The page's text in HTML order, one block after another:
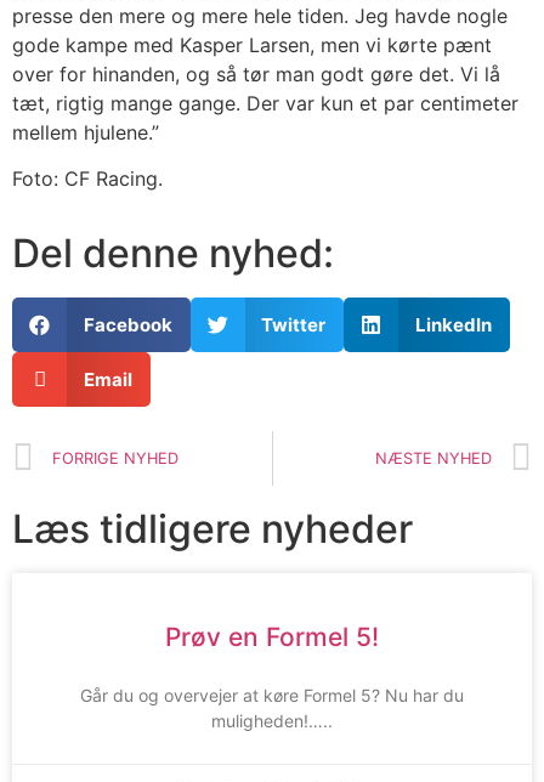
presse den mere og mere hele tiden. Jeg havde nogle
gode kampe med Kasper Larsen, men vi kørte pænt
over for hinanden, og så tør man godt gøre det. Vi lå
tæt, rigtig mange gange. Der var kun et par centimeter
mellem hjulene.”
Foto: CF Racing.
Del denne nyhed:
Facebook Twitter LinkedIn
Email
FORRIGE NYHED NÆSTE NYHED
Læs tidligere nyheder
Prøv en Formel 5!
Går du og overvejer at køre Formel 5? Nu har du
muligheden!…..